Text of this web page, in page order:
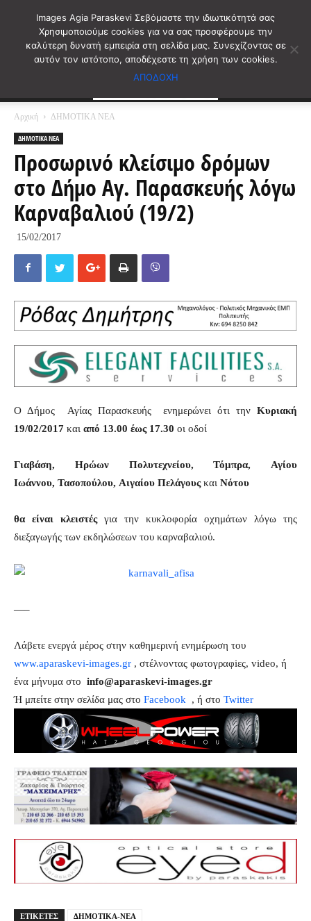
Αρχική ΔΗΜΟΤΙΚΑ ΝΕΑ
ΔΗΜΟΤΙΚΑ ΝΕΑ
Προσωρινό κλείσιμο δρόμων
στο Δήμο Αγ. Παρασκευής λόγω
Καρναβαλιού (19/2)
15/02/2017
Ο Δήμος Αγίας Παρασκευής ενημερώνει ότι την Κυριακή
19/02/2017 και από 13.00 έως 17.30 οι οδοί
Γιαβάση, Ηρώων Πολυτεχνείου,Τόμπρα, Αγίου
Ιωάννου, Τασοπούλου, Αιγαίου Πελάγουςκαι Νότου
θα είναι κλειστέςγια την κυκλοφορία οχημάτων λόγω της
διεξαγωγής των εκδηλώσεων του καρναβαλιού.
—–
Λάβετε ενεργά μέρος στην καθημερινή ενημέρωση του
www.aparaskevi-images.gr , στέλνοντας φωτογραφiες, video, ή
ένα μήνυμα στο info@aparaskevi-images.gr
Ή μπείτε στην σελίδα μας στο Facebook , ή στο Twitter
ΕΤΙΚΕΤΕΣ ΔΗΜΟΤΙΚΑ-ΝΕΑ
Images Agia Paraskevi Σεβόμαστε την ιδιωτικότητά σας
Χρησιμοποιούμε cookies για να σας προσφέρουμε την
καλύτερη δυνατή εμπειρία στη σελίδα μας. Συνεχίζοντας σε
αυτόν τον ιστότοπο, αποδέχεστε τη χρήση των cookies.
ΑΠΟΔΟΧΗ